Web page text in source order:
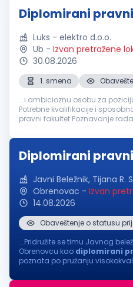
Diplomirani
Luks - elektro d.o.o.
Ub - Izvan pretražene
30.08.2026
1. smena
...i ambicioznu osobu za
Potrebne kvalifikacije i sposobnosti: Visoko
pravni fakultet Poznavanje rada: Pravni poslovi
Diplomirani
Javni Beležnik, Tijana R.
Obrenovac - Izvan
14.08.2026
Obaveštenje o statusu
...Pridružite se timu Javnog
Obrenovcu kao diplomirani
poznata po pružanju
osobu koja će doprineti...